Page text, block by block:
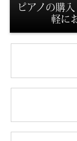
ピアノの購
軽に